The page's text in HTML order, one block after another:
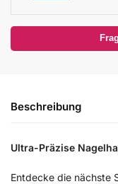
Beschreibung
Ultra-Präzise
Entdecke die nächste